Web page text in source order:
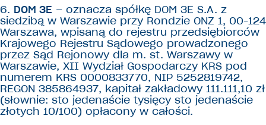
6. DOM 3E – oznacza spółkę DOM 3E S.A. z
siedzibą w Warszawie przy Rondzie ONZ 1, 00-124
Warszawa, wpisaną do rejestru przedsiębiorców
Krajowego Rejestru Sądowego prowadzonego
przez Sąd Rejonowy dla m. st. Warszawy w
Warszawie, XII Wydział Gospodarczy KRS pod
numerem KRS 0000833770, NIP 5252819742,
REGON 385864937, kapitał zakładowy 111.111,10 zł
(słownie: sto jedenaście tysięcy sto jedenaście
złotych 10/100) opłacony w całości.